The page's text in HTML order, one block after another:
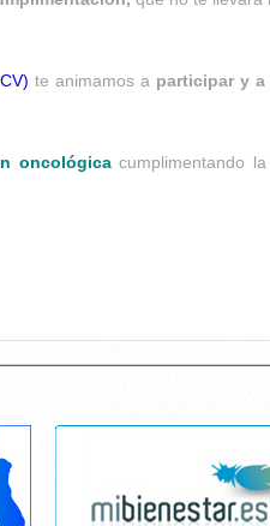
te animamos a participar y
oncológica cumplimentando
cookies